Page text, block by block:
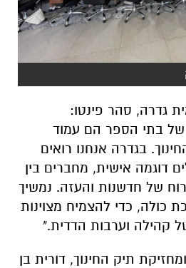
גדרה, סהר פינטו:
של בתי הספר הם עמוד
בגדרה אנחנו רואים
דוגמה אישית, מחברים בין
של חדשנות והעזה. נמשיך
כולה, כדי להצמיח מצוינות
קהילה וערבות הדדית."
תיק החינוך, דורית בן